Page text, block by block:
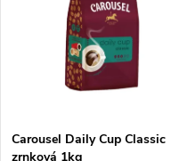
s
Carousel Daily Cup Classic
zrnková 1kg